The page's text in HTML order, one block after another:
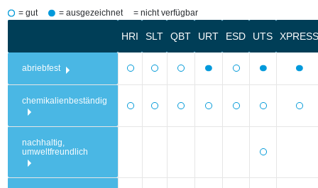
= gut = ausgezeichnet = nicht verfügbar
HRI SLT QBT URT ESD UTS
abriebfest
chemikalienbeständig
nachhaltig,
umweltfreundlich